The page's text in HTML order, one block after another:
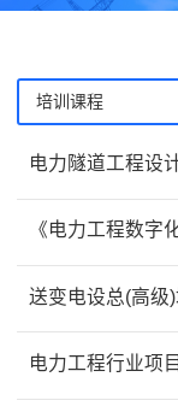
培训课程
电力隧道工程设
《电力工程数字
送变电设总(高级
电力工程行业项